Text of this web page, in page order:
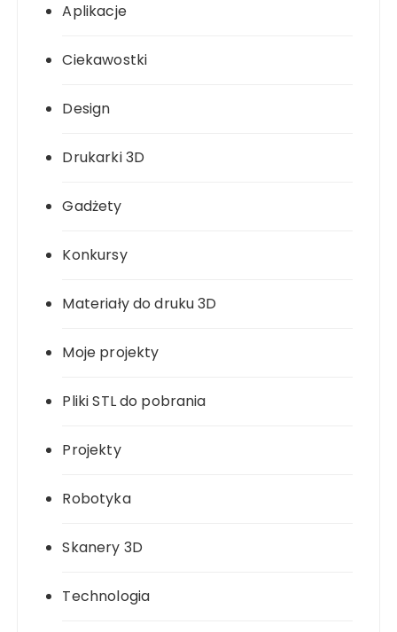
Aplikacje
Ciekawostki
Design
Drukarki 3D
Gadżety
Konkursy
Materiały do druku 3D
Moje projekty
Pliki STL do pobrania
Projekty
Robotyka
Skanery 3D
Technologia